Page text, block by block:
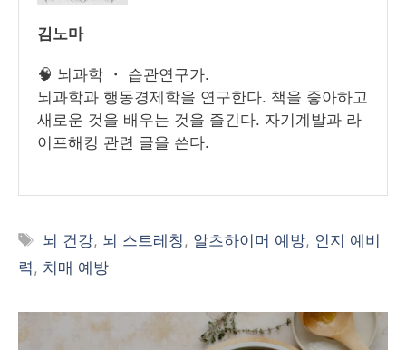
김노마
🧠 뇌과학 ・ 습관연구가.
뇌과학과 행동경제학을 연구한다. 책을 좋아하고
새로운 것을 배우는 것을 즐긴다. 자기계발과 라
이프해킹 관련 글을 쓴다.
태
그
뇌 건강, 뇌 스트레칭, 알츠하이머 예방, 인지 예비
력, 치매 예방